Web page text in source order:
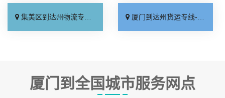
集美区到达州物流专线_上门提货「定点发车」 厦门到达州货运专线-厦门到达州物流公司_每日发车「需要几天」
厦门到全国城市服务网点